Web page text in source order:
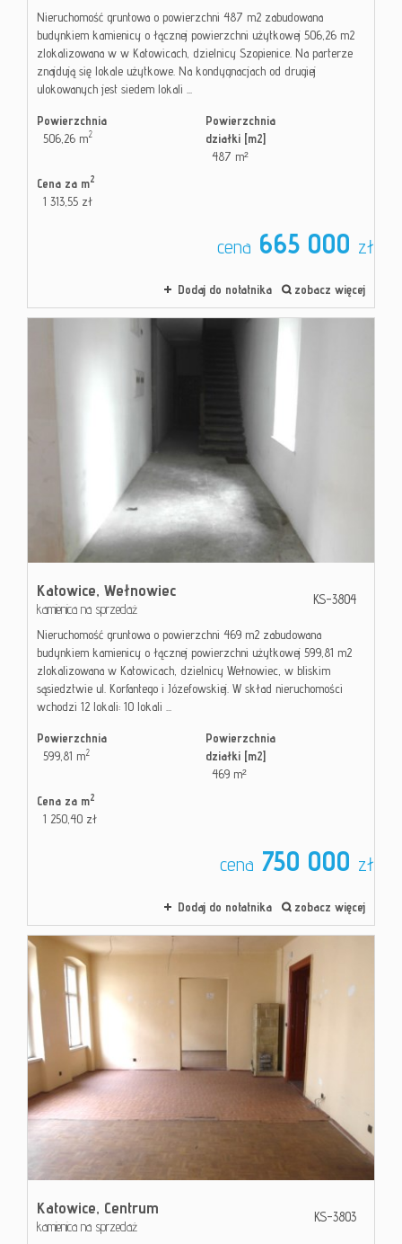
Nieruchomość gruntowa o powierzchni 487 m2 zabudowana
budynkiem kamienicy o łącznej powierzchni użytkowej 506,26 m2
zlokalizowana w w Katowicach, dzielnicy Szopienice. Na parterze
znajdują się lokale użytkowe. Na kondygnacjach od drugiej
ulokowanych jest siedem lokali ...
Powierzchnia
506,26 m2
Powierzchnia
działki [m2]
487 m²
Cena za m2
1 313,55 zł
cena 665 000 zł
Dodaj do notatnika zobacz więcej
Katowice, Wełnowiec
kamienica na sprzedaż
KS-3804
Nieruchomość gruntowa o powierzchni 469 m2 zabudowana
budynkiem kamienicy o łącznej powierzchni użytkowej 599,81 m2
zlokalizowana w Katowicach, dzielnicy Wełnowiec, w bliskim
sąsiedztwie ul. Korfantego i Józefowskiej. W skład nieruchomości
wchodzi 12 lokali: 10 lokali ...
Powierzchnia
599,81 m2
Powierzchnia
działki [m2]
469 m²
Cena za m2
1 250,40 zł
cena 750 000 zł
Dodaj do notatnika zobacz więcej
Katowice, Centrum
kamienica na sprzedaż
KS-3803